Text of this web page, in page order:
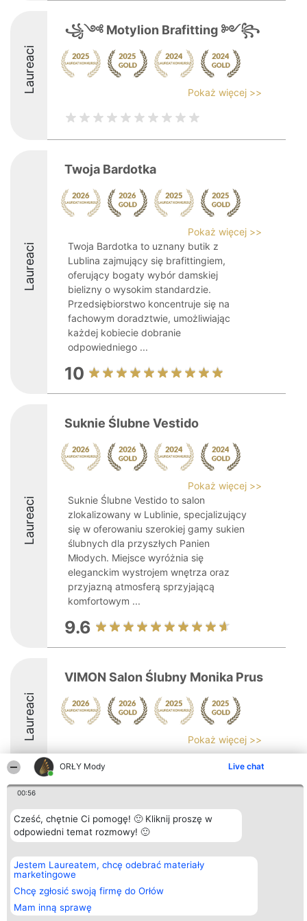
ORŁY Mody Live chat
00:56
Cześć, chętnie Ci pomogę! 🙂 Kliknij proszę w
odpowiedni temat rozmowy! 🙂
Jestem Laureatem, chcę odebrać materiały
marketingowe
Chcę zgłosić swoją firmę do Orłów
Mam inną sprawę
Laureaci
꧁༺ Motylion Brafitting ༻꧂
Pokaż więcej >>
Laureaci
Twoja Bardotka
Pokaż więcej >>
Twoja Bardotka to uznany butik z
Lublina zajmujący się brafittingiem,
oferujący bogaty wybór damskiej
bielizny o wysokim standardzie.
Przedsiębiorstwo koncentruje się na
fachowym doradztwie, umożliwiając
każdej kobiecie dobranie
odpowiedniego ...
10
Laureaci
Suknie Ślubne Vestido
Pokaż więcej >>
Suknie Ślubne Vestido to salon
zlokalizowany w Lublinie, specjalizujący
się w oferowaniu szerokiej gamy sukien
ślubnych dla przyszłych Panien
Młodych. Miejsce wyróżnia się
eleganckim wystrojem wnętrza oraz
przyjazną atmosferą sprzyjającą
komfortowym ...
9.6
Laureaci
VIMON Salon Ślubny Monika Prus
Pokaż więcej >>
9.5
Organizator plebiscytu
Bright Side Solutions sp. z o.
o. sp. k.
ul. Ruska 22
Wrocław 50-079
KRS 0000749100 | Regon
381313360 | NIP 8943132676
+48 508 492 400
Plebiscyt
Laureaci
Lista
wszystkich
Laureatów
Zasady
Polityka
Prywatności
Kontakt
Kontakt